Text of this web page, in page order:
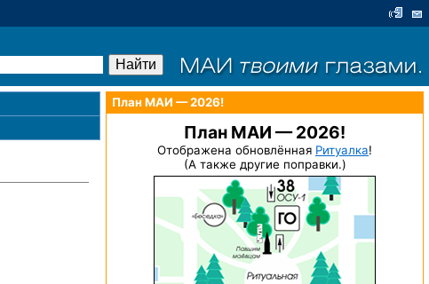
План МАИ — 2026!
План МАИ — 2026!
Отображена обновлённая Ритуалка!
(А также другие поправки.)